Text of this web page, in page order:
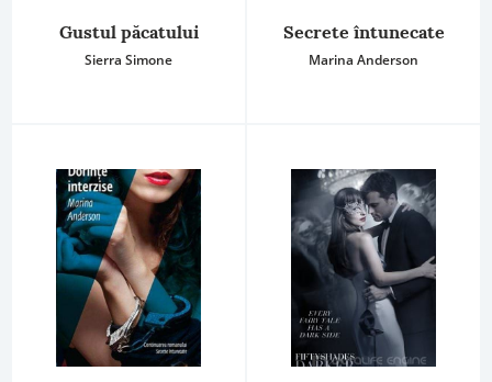
Gustul păcatului
Sierra Simone
Secrete întunecate
Marina Anderson